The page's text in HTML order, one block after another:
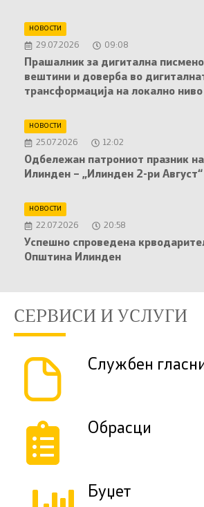
НОВОСТИ
29.07.2026 09:08
Прашалник за дигитална
вештини и доверба во
трансформација на локално ниво
НОВОСТИ
25.07.2026 12:02
Oдбележан патрониот празник
Илинден – „Илинден 2-ри Август“
НОВОСТИ
22.07.2026 20:58
Успешно спроведена
Општина Илинден
СЕРВИСИ И УСЛУГИ
Службен
Обрасци
Буџет